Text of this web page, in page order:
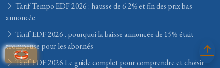
Tarif Tempo EDF 2026 : hausse de 6.2% et fin des prix bas
annoncée
Tarif EDF 2026 : pourquoi la baisse annoncée de 15% était
trompeuse pour les abonnés
Tarif EDF 2026 Le guide complet pour comprendre et choisir